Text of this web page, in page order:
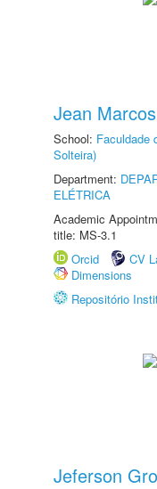
Jean
School: Faculdade
Solteira)
Department:
ELÉTRICA
Academic
title: MS-3.1
Orcid
CV
Dimensions
Repositório
Jeferson